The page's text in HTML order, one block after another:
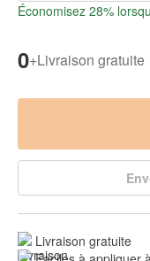
Économisez 28%
0+Livraison gratuite
Livraison gratuite